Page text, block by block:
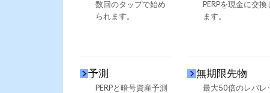
数回のタップで始め
られます。
PERPを現金に交換
ます。
予測
PERPと暗号資産予測
無期限先物
最大50倍のレバレ